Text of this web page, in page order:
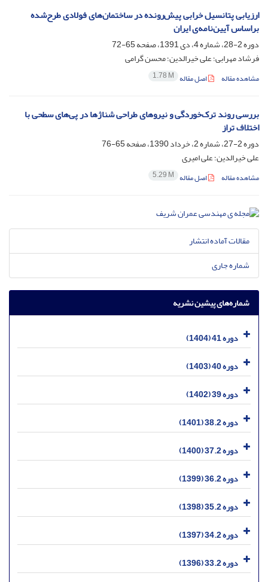
ارزیابی پتانسیل خرابی پیش‌رونده در ساختمان‌های فولادی طرح‌شده
براساس آیین‌نامه‌ی ایران
دوره 2-28، شماره 4، دی 1391، صفحه
65-72
فرشاد مهرابی؛ علی خیرالدین؛ محسن گرامی
مشاهده مقاله اصل مقاله 1.78 M
بررسی روند ترک‌خوردگی و نیروهای طراحی شناژها در پی‌های سطحی با
اختلاف تراز
دوره 2-27، شماره 2، خرداد 1390، صفحه
65-76
علی خیرالدین؛ علی امیری
مشاهده مقاله اصل مقاله 5.29 M
مقالات آماده انتشار
شماره جاری
شماره‌های پیشین نشریه
دوره 41 (1404)
دوره 40 (1403)
دوره 39 (1402)
دوره 38.2 (1401)
دوره 37.2 (1400)
دوره 36.2 (1399)
دوره 35.2 (1398)
دوره 34.2 (1397)
دوره 33.2 (1396)